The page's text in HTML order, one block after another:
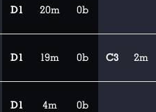
D1 20m 0b
D1 19m 0b C3 2m
D1 4m 0b